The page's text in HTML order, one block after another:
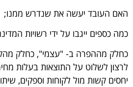
האם העובד יעשה את שנדרש ממנו;
כמה כספים ייגבו על ידי רשויות
כחלק מההפרה ב- "עצמי", כחלק
לרצון לשלוט על התוצאות בעלות
יחסים קשות מול לקוחות וספקים,